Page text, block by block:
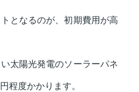
となるのが、初期費用が高
太陽光発電のソーラーパネ
程度かかります。